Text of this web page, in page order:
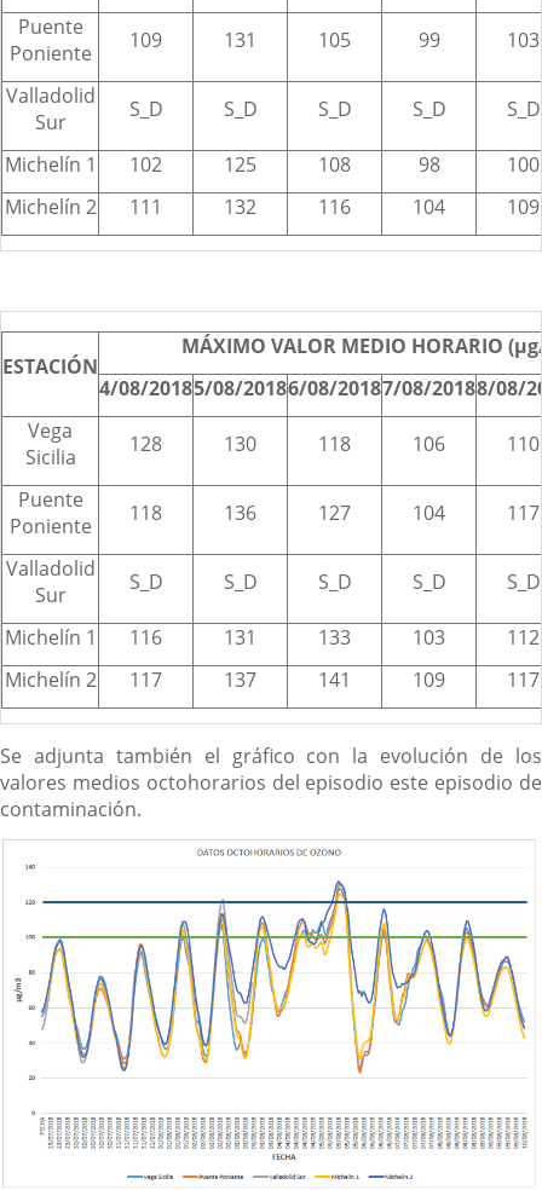
Puente
Poniente
109 131 105 99 103
Valladolid
Sur
S_D S_D S_D S_D S_D
Michelín 1 102 125 108 98
100
Michelín 2
111 132 116 104 109
ESTACIÓN
MÁXIMO VALOR MEDIO HORARIO
4/08/20185/08/20186/08/20187/08/20188/08/
Vega
Sicilia
128 130 118 106 110
Puente
Poniente
118 136 127 104 117
Valladolid
Sur
S_D S_D S_D S_D S_D
Michelín 1 116 131 133 103
112
Michelín 2
117 137 141 109 117
Se adjunta también el gráfico con la evolución de los
valores medios octohorarios del episodio este episodio de
contaminación.